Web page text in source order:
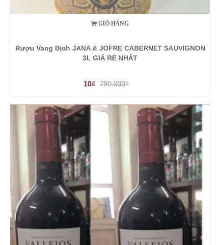
GIỎ HÀNG
Rượu Vang Bịch JANA & JOFRE CABERNET SAUVIGNON
3L GIÁ RẺ NHẤT
10₫ 790.000₫